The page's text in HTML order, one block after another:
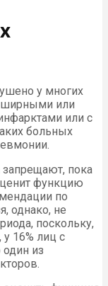
у многих
или
или с
больных
запрещают, пока
функцию
по
однако, не
поскольку,
16% лиц с
из